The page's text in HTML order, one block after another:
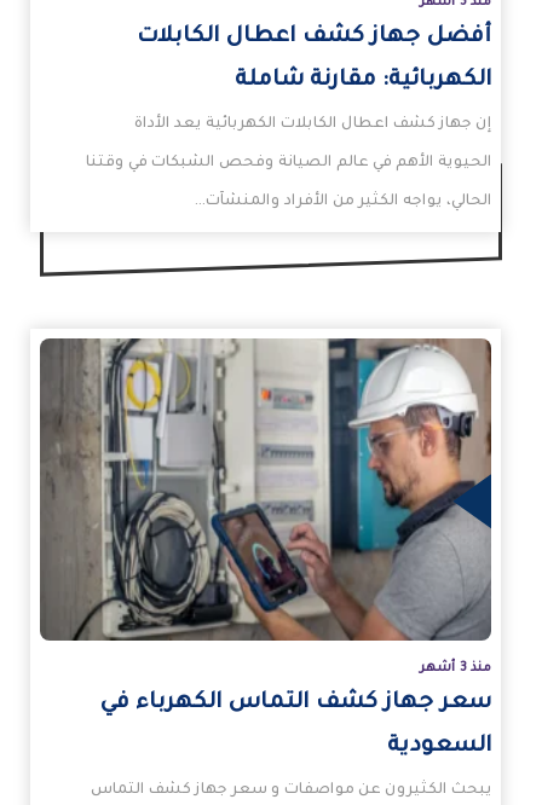
أفضل جهاز كشف اعطال الكابلات
الكهربائية: مقارنة شاملة
إن جهاز كشف اعطال الكابلات الكهربائية يعد الأداة
الحيوية الأهم في عالم الصيانة وفحص الشبكات في وقتنا
الحالي، يواجه الكثير من الأفراد والمنشآت…
منذ 3 أشهر
سعر جهاز كشف التماس الكهرباء في
السعودية
يبحث الكثيرون عن مواصفات و سعر جهاز كشف التماس